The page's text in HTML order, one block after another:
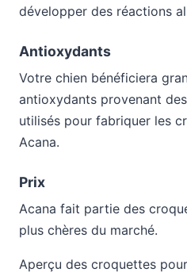
développer des réactions
Antioxydants
Votre chien bénéficiera
antioxydants provenant
utilisés pour fabriquer les
Acana.
Prix
Acana fait partie des
plus chères du marché.
Aperçu des croquettes